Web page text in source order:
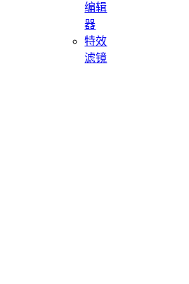
编辑
器
特效
滤镜